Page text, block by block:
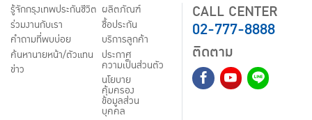
รู้จักกรุงเทพประกันชีวิต
ร่วมงานกับเรา
คำถามที่พบบ่อย
ค้นหานายหน้า/ตัวแทน
ข่าว
ผลิตภัณฑ์
ชื้อประกัน
บริการลูกค้า
ประกาศ
ความเป็นส่วนตัว
นโยบาย
คุ้มครอง
ข้อมูลส่วน
บุคคล
CALL CENTER
02-777-8888
ติดตาม